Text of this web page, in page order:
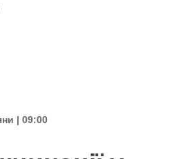
| 09:00